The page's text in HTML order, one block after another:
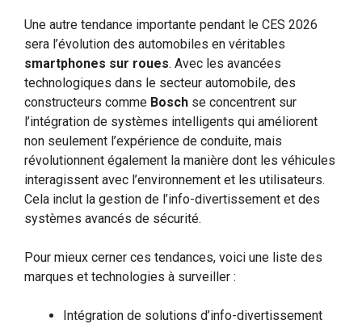
Une autre tendance importante pendant le CES 2026
sera l’évolution des automobiles en véritables
smartphones sur roues. Avec les avancées
technologiques dans le secteur automobile, des
constructeurs comme Bosch se concentrent sur
l’intégration de systèmes intelligents qui améliorent
non seulement l’expérience de conduite, mais
révolutionnent également la manière dont les véhicules
interagissent avec l’environnement et les utilisateurs.
Cela inclut la gestion de l’info-divertissement et des
systèmes avancés de sécurité.
Pour mieux cerner ces tendances, voici une liste des
marques et technologies à surveiller :
Intégration de solutions d’info-divertissement